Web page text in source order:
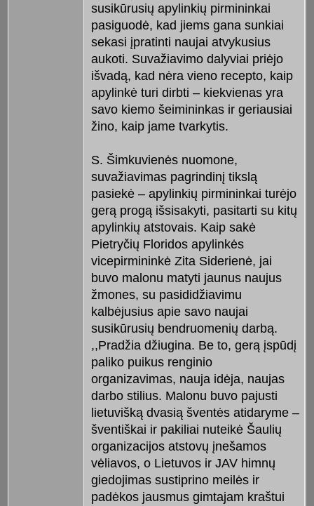
susikūrusių apylinkių pirmininkai
pasiguodė, kad jiems gana sunkiai
sekasi įpratinti naujai atvykusius
aukoti. Suvažiavimo dalyviai priėjo
išvadą, kad nėra vieno recepto, kaip
apylinkė turi dirbti – kiekvienas yra
savo kiemo šeimininkas ir geriausiai
žino, kaip jame tvarkytis.
S. Šimkuvienės nuomone,
suvažiavimas pagrindinį tikslą
pasiekė – apylinkių pirmininkai turėjo
gerą progą išsisakyti, pasitarti su kitų
apylinkių atstovais. Kaip sakė
Pietryčių Floridos apylinkės
vicepirmininkė Zita Siderienė, jai
buvo malonu matyti jaunus naujus
žmones, su pasididžiavimu
kalbėjusius apie savo naujai
susikūrusių bendruomenių darbą.
,,Pradžia džiugina. Be to, gerą įspūdį
paliko puikus renginio
organizavimas, nauja idėja, naujas
darbo stilius. Malonu buvo pajusti
lietuvišką dvasią šventės atidaryme –
šventiškai ir pakiliai nuteikė Šaulių
organizacijos atstovų įnešamos
vėliavos, o Lietuvos ir JAV himnų
giedojimas sustiprino meilės ir
padėkos jausmus gimtajam kraštui